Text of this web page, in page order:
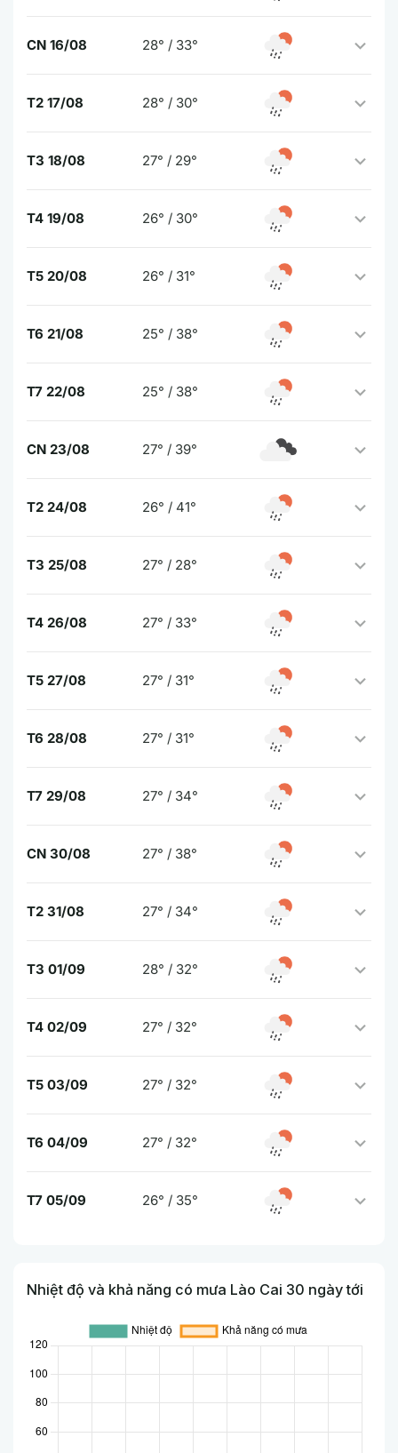
CN 16/08 28° / 33°
T2 17/08 28° / 30°
T3 18/08 27° / 29°
T4 19/08 26° / 30°
T5 20/08 26° / 31°
T6 21/08 25° / 38°
T7 22/08 25° / 38°
CN 23/08 27° / 39°
T2 24/08 26° / 41°
T3 25/08 27° / 28°
T4 26/08 27° / 33°
T5 27/08 27° / 31°
T6 28/08 27° / 31°
T7 29/08 27° / 34°
CN 30/08 27° / 38°
T2 31/08 27° / 34°
T3 01/09 28° / 32°
T4 02/09 27° / 32°
T5 03/09 27° / 32°
T6 04/09 27° / 32°
T7 05/09 26° / 35°
Nhiệt độ và khả năng có mưa Lào Cai 30 ngày tới